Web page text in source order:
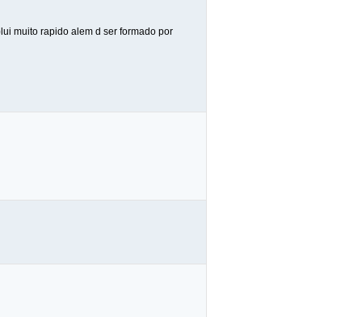
muito rapido alem d ser formado por